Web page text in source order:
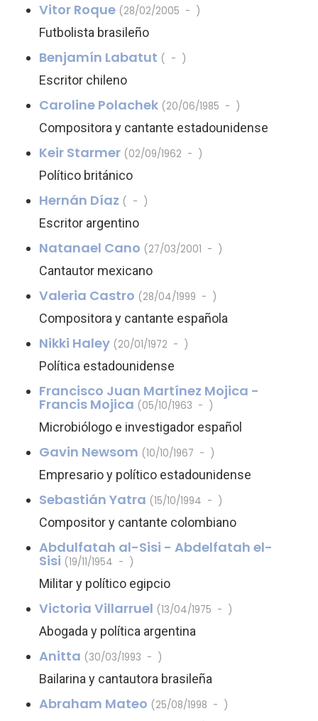
Vitor Roque (28/02/2005 - )
Futbolista brasileño
Benjamín Labatut ( - )
Escritor chileno
Caroline Polachek (20/06/1985 - )
Compositora y cantante estadounidense
Keir Starmer (02/09/1962 - )
Político británico
Hernán Díaz ( - )
Escritor argentino
Natanael Cano (27/03/2001 - )
Cantautor mexicano
Valeria Castro (28/04/1999 - )
Compositora y cantante española
Nikki Haley (20/01/1972 - )
Política estadounidense
Francisco Juan Martínez Mojica -
Francis Mojica (05/10/1963 - )
Microbiólogo e investigador español
Gavin Newsom (10/10/1967 - )
Empresario y político estadounidense
Sebastián Yatra (15/10/1994 - )
Compositor y cantante colombiano
Abdulfatah al-Sisi - Abdelfatah el-
Sisi (19/11/1954 - )
Militar y político egipcio
Victoria Villarruel (13/04/1975 - )
Abogada y política argentina
Anitta (30/03/1993 - )
Bailarina y cantautora brasileña
Abraham Mateo (25/08/1998 - )